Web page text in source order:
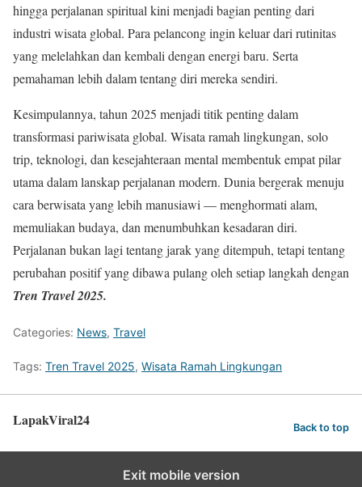
hingga perjalanan spiritual kini menjadi bagian penting dari
industri wisata global. Para pelancong ingin keluar dari rutinitas
yang melelahkan dan kembali dengan energi baru. Serta
pemahaman lebih dalam tentang diri mereka sendiri.
Kesimpulannya, tahun 2025 menjadi titik penting dalam
transformasi pariwisata global. Wisata ramah lingkungan, solo
trip, teknologi, dan kesejahteraan mental membentuk empat pilar
utama dalam lanskap perjalanan modern. Dunia bergerak menuju
cara berwisata yang lebih manusiawi — menghormati alam,
memuliakan budaya, dan menumbuhkan kesadaran diri.
Perjalanan bukan lagi tentang jarak yang ditempuh, tetapi tentang
perubahan positif yang dibawa pulang oleh setiap langkah dengan
Tren Travel 2025.
Categories: News, Travel
Tags: Tren Travel 2025, Wisata Ramah Lingkungan
LapakViral24 Back to top
Exit mobile version